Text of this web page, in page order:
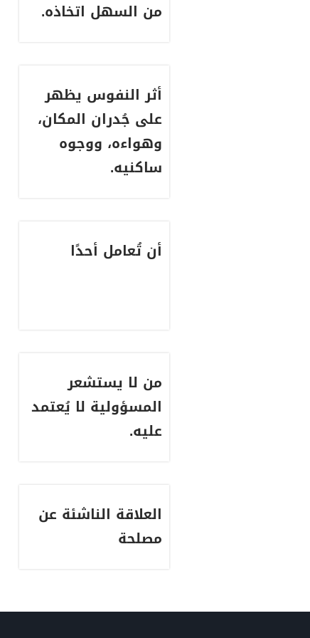
من السهل اتخاذه.
أثر النفوس يظهر
على جُدران المكان،
وهواءه، ووجوه
ساكنيه.
أن تُعامل أحدًا
من لا يستشعر
المسؤولية لا يُعتمد
عليه.
العلاقة الناشئة عن
مصلحة